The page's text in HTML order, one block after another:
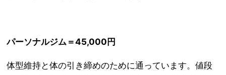
パーソナルジム＝45,000円
体型維持と体の引き締めのために通っています。値段